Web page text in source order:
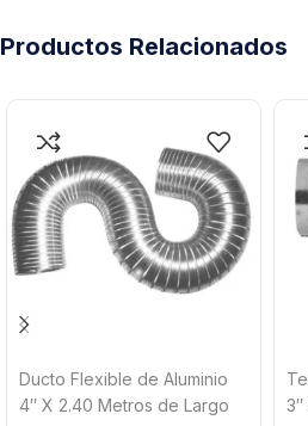
Productos Relacionados
Ducto Flexible de Aluminio
4″ X 2.40 Metros de Largo